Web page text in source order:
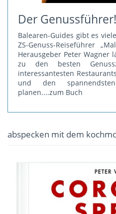
Der Genussführer!
Balearen-Guides gibt es
ZS-Genuss-Reiseführer
Herausgeber Peter Wagner
zu den besten
interessantesten
und den
planen....zum Buch
abspecken mit dem